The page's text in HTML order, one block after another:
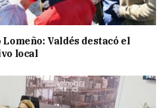
Valdés destacó el
local